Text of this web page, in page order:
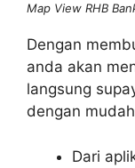
Map View RHB
Dengan
anda akan
langsung
dengan
Dari